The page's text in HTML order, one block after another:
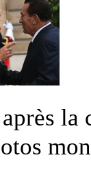
la